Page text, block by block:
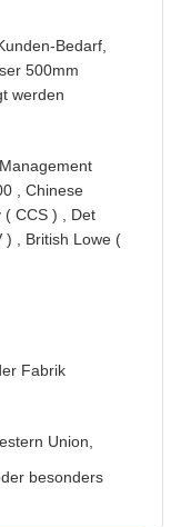
Bedarf,
500mm
werden
, Chinese
( CCS ) , Det
) , British Lowe (
Fabrik
Union,
besonders